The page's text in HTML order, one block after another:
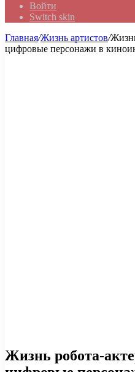
Войти
Switch skin
Главная/Жизнь артистов/
цифровые персонажи в
Жизнь робота-